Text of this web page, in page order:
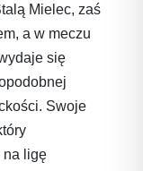
Mielec, zaś
a w meczu
się
Swoje
na ligę